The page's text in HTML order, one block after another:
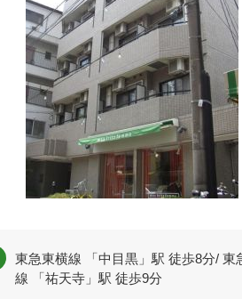
東急東横線 「中目黒」駅 徒歩8分/ 東
線 「祐天寺」駅 徒歩9分